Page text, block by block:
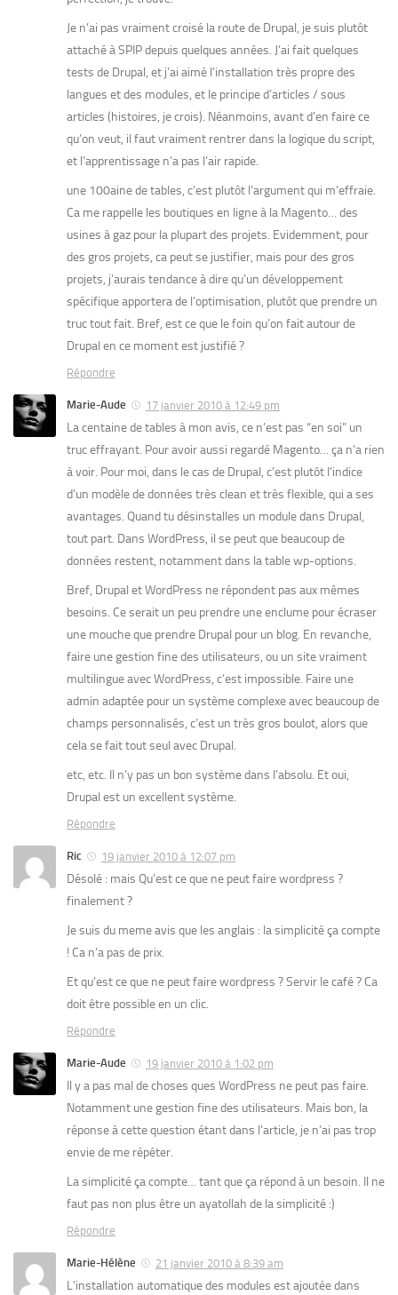
Je n’ai pas vraiment croisé la route de Drupal, je suis plutôt
attaché à SPIP depuis quelques années. J’ai fait quelques
tests de Drupal, et j’ai aimé l’installation très propre des
langues et des modules, et le principe d’articles / sous
articles (histoires, je crois). Néanmoins, avant d’en faire ce
qu’on veut, il faut vraiment rentrer dans la logique du script,
et l’apprentissage n’a pas l’air rapide.
une 100aine de tables, c’est plutôt l’argument qui m’effraie.
Ca me rappelle les boutiques en ligne à la Magento… des
usines à gaz pour la plupart des projets. Evidemment, pour
des gros projets, ca peut se justifier, mais pour des gros
projets, j’aurais tendance à dire qu’un développement
spécifique apportera de l’optimisation, plutôt que prendre un
truc tout fait. Bref, est ce que le foin qu’on fait autour de
Drupal en ce moment est justifié ?
Répondre
Marie-Aude 17 janvier 2010 à 12:49 pm
La centaine de tables à mon avis, ce n’est pas “en soi” un
truc effrayant. Pour avoir aussi regardé Magento… ça n’a rien
à voir. Pour moi, dans le cas de Drupal, c’est plutôt l’indice
d’un modèle de données très clean et très flexible, qui a ses
avantages. Quand tu désinstalles un module dans Drupal,
tout part. Dans WordPress, il se peut que beaucoup de
données restent, notamment dans la table wp-options.
Bref, Drupal et WordPress ne répondent pas aux mêmes
besoins. Ce serait un peu prendre une enclume pour écraser
une mouche que prendre Drupal pour un blog. En revanche,
faire une gestion fine des utilisateurs, ou un site vraiment
multilingue avec WordPress, c’est impossible. Faire une
admin adaptée pour un système complexe avec beaucoup de
champs personnalisés, c’est un très gros boulot, alors que
cela se fait tout seul avec Drupal.
etc, etc. Il n’y pas un bon système dans l’absolu. Et oui,
Drupal est un excellent système.
Répondre
Ric 19 janvier 2010 à 12:07 pm
Désolé : mais Qu’est ce que ne peut faire wordpress ?
finalement ?
Je suis du meme avis que les anglais : la simplicité ça compte
! Ca n’a pas de prix.
Et qu’est ce que ne peut faire wordpress ? Servir le café ? Ca
doit être possible en un clic.
Répondre
Marie-Aude 19 janvier 2010 à 1:02 pm
Il y a pas mal de choses ques WordPress ne peut pas faire.
Notamment une gestion fine des utilisateurs. Mais bon, la
réponse à cette question étant dans l’article, je n’ai pas trop
envie de me répéter.
La simplicité ça compte… tant que ça répond à un besoin. Il ne
faut pas non plus être un ayatollah de la simplicité :)
Répondre
Marie-Hélène 21 janvier 2010 à 8:39 am
L’installation automatique des modules est ajoutée dans